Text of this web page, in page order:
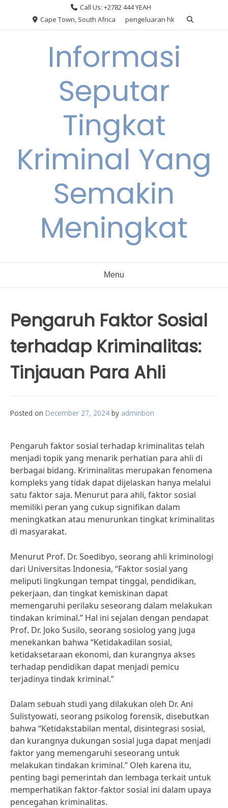
Call Us: +2782 444 YEAH
Cape Town, South Africa
pengeluaran hk
Informasi
Seputar
Tingkat
Kriminal Yang
Semakin
Meningkat
Menu
Pengaruh Faktor Sosial
terhadap Kriminalitas:
Tinjauan Para Ahli
Posted on December 27, 2024 by adminbon
Pengaruh faktor sosial terhadap kriminalitas telah
menjadi topik yang menarik perhatian para ahli di
berbagai bidang. Kriminalitas merupakan fenomena
kompleks yang tidak dapat dijelaskan hanya melalui
satu faktor saja. Menurut para ahli, faktor sosial
memiliki peran yang cukup signifikan dalam
meningkatkan atau menurunkan tingkat kriminalitas
di masyarakat.
Menurut Prof. Dr. Soedibyo, seorang ahli kriminologi
dari Universitas Indonesia, “Faktor sosial yang
meliputi lingkungan tempat tinggal, pendidikan,
pekerjaan, dan tingkat kemiskinan dapat
memengaruhi perilaku seseorang dalam melakukan
tindakan kriminal.” Hal ini sejalan dengan pendapat
Prof. Dr. Joko Susilo, seorang sosiolog yang juga
menekankan bahwa “Ketidakadilan sosial,
ketidaksetaraan ekonomi, dan kurangnya akses
terhadap pendidikan dapat menjadi pemicu
terjadinya tindak kriminal.”
Dalam sebuah studi yang dilakukan oleh Dr. Ani
Sulistyowati, seorang psikolog forensik, disebutkan
bahwa “Ketidakstabilan mental, disintegrasi sosial,
dan kurangnya dukungan sosial juga dapat menjadi
faktor yang memengaruhi seseorang untuk
melakukan tindakan kriminal.” Oleh karena itu,
penting bagi pemerintah dan lembaga terkait untuk
memperhatikan faktor-faktor sosial ini dalam upaya
pencegahan kriminalitas.